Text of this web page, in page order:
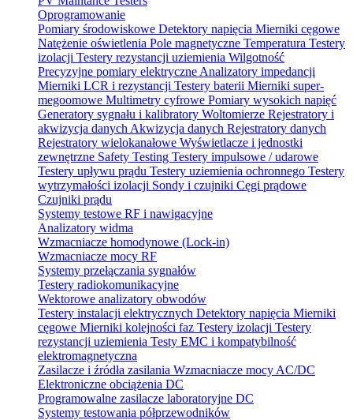
Oprogramowanie
Pomiary środowiskowe Detektory napięcia Mierniki cęgowe
Natężenie oświetlenia Pole magnetyczne Temperatura Testery
izolacji Testery rezystancji uziemienia Wilgotność
Precyzyjne pomiary elektryczne Analizatory impedancji
Mierniki LCR i rezystancji Testery baterii Mierniki super-
megoomowe Multimetry cyfrowe Pomiary wysokich napięć
Generatory sygnału i kalibratory Woltomierze Rejestratory i
akwizycja danych Akwizycja danych Rejestratory danych
Rejestratory wielokanałowe Wyświetlacze i jednostki
zewnętrzne Safety Testing Testery impulsowe / udarowe
Testery upływu prądu Testery uziemienia ochronnego Testery
wytrzymałości izolacji Sondy i czujniki Cęgi prądowe
Czujniki prądu
Systemy testowe RF i nawigacyjne
Analizatory widma
Wzmacniacze homodynowe (Lock‑in)
Wzmacniacze mocy RF
Systemy przełączania sygnałów
Testery radiokomunikacyjne
Wektorowe analizatory obwodów
Testery instalacji elektrycznych Detektory napięcia Mierniki
cęgowe Mierniki kolejności faz Testery izolacji Testery
rezystancji uziemienia Testy EMC i kompatybilność
elektromagnetyczna
Zasilacze i źródła zasilania Wzmacniacze mocy AC/DC
Elektroniczne obciążenia DC
Programowalne zasilacze laboratoryjne DC
Systemy testowania półprzewodników